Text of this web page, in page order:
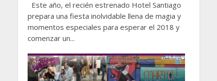
Este año, el recién estrenado Hotel Santiago
prepara una fiesta inolvidable llena de magia y
momentos especiales para esperar el 2018 y
comenzar un...